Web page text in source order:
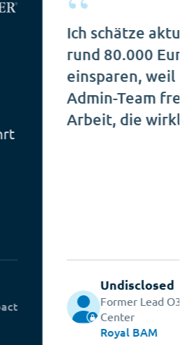
Ich schätze aktuell,
rund 80.000 Euro pro
einsparen, weil unser
Admin-Team frei wird
Arbeit, die wirklich
Undisclosed
Former Lead O365
Center
Royal BAM